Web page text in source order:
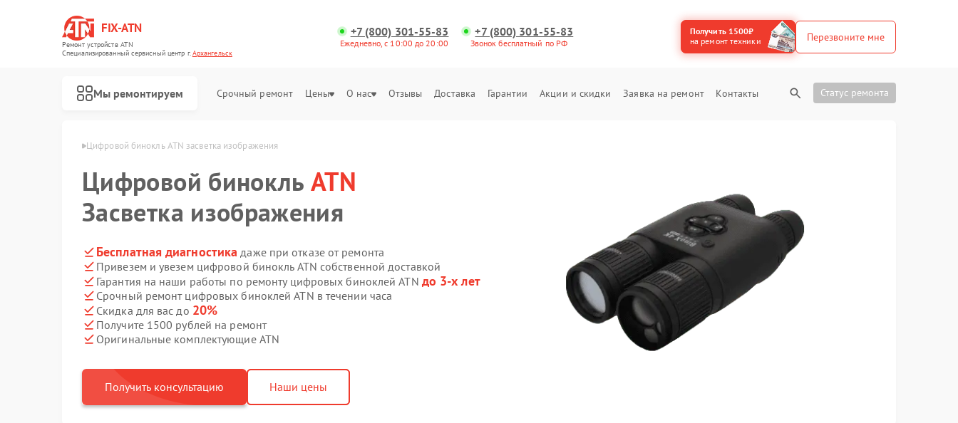
FIX-ATN
Ремонт устройств ATN
Специализированный cервисный центр г.Архангельск
+7 (800) 301-55-83
Ежедневно, с 10:00 до 20:00
+7 (800) 301-55-83
Звонок бесплатный по РФ
Получить 1500₽
на ремонт техники
Перезвоните мне
Мы ремонтируем Срочный ремонт Цены О нас Отзывы Доставка Гарантии Акции и скидки Заявка на ремонт Контакты Статус ремонта
в Архангельске Цифровой бинокль ATN засветка изображения
Цифровой бинокльATN
Засветка изображения
Бесплатная диагностика даже при отказе от ремонта
Привезем и увезем цифровой бинокль ATN собственной доставкой
Гарантия на наши работы по ремонту цифровых биноклей ATN до 3-х лет
Срочный ремонт цифровых биноклей ATN в течении часа
Скидка для вас до 20%
Получите 1500 рублей на ремонт
Оригинальные комплектующие ATN
Получить консультацию Наши цены